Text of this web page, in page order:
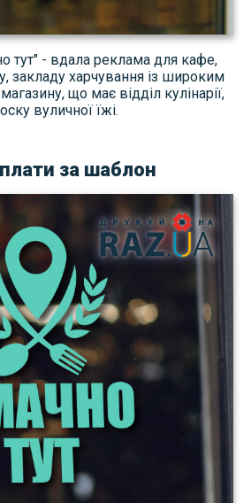
тут" - вдала реклама для кафе,
закладу харчування із широким
що має відділ кулінарії,
вуличної їжі.
за шаблон